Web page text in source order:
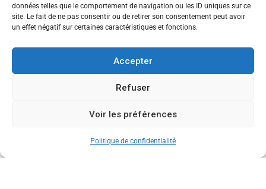
données telles que le comportement de navigation ou les ID uniques sur ce
site. Le fait de ne pas consentir ou de retirer son consentement peut avoir
un effet négatif sur certaines caractéristiques et fonctions.
Accepter
Refuser
Voir les préférences
Politique de confidentialité
Tau
Témoignage
Voyage
CANDIDATEZ MAINTENANT